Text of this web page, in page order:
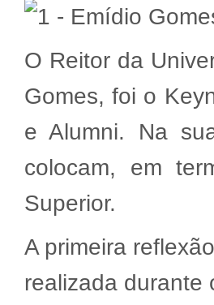
O Reitor da
Gomes, foi o
e Alumni. Na
colocam, em
Superior.
A primeira
realizada durante